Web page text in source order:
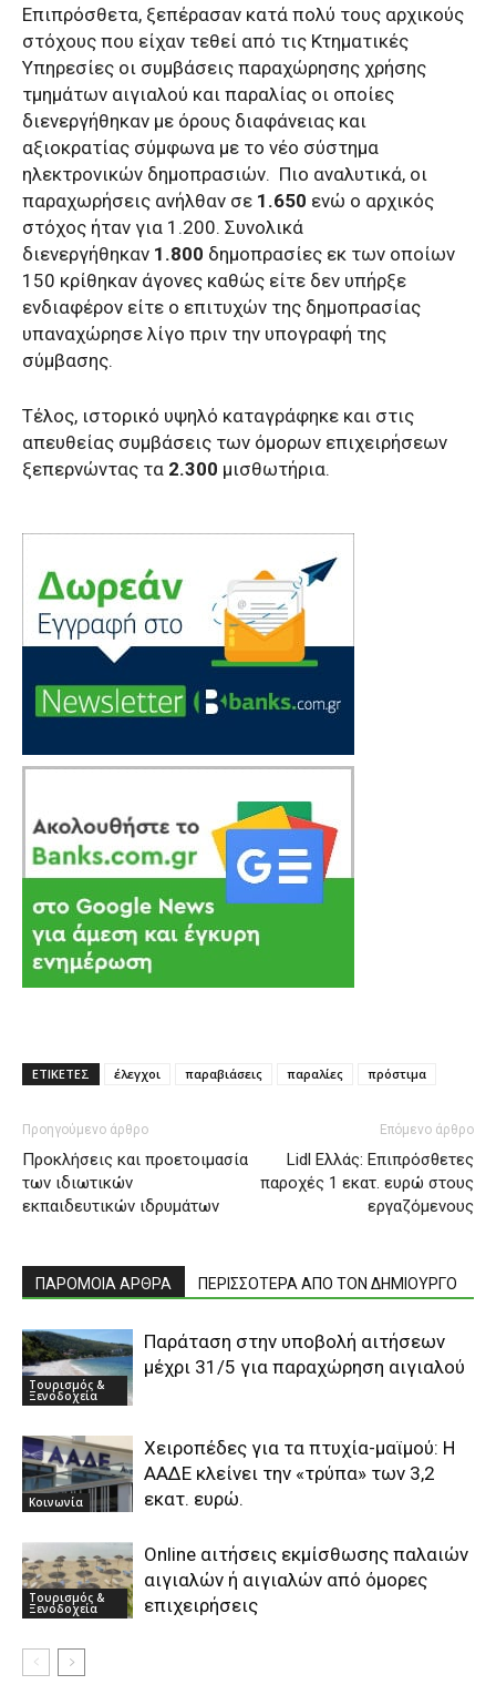
Επιπρόσθετα, ξεπέρασαν κατά πολύ τους αρχικούς
στόχους που είχαν τεθεί από τις Κτηματικές
Υπηρεσίες οι συμβάσεις παραχώρησης χρήσης
τμημάτων αιγιαλού και παραλίας οι οποίες
διενεργήθηκαν με όρους διαφάνειας και
αξιοκρατίας σύμφωνα με το νέο σύστημα
ηλεκτρονικών δημοπρασιών. Πιο αναλυτικά, οι
παραχωρήσεις ανήλθαν σε 1.650 ενώ ο αρχικός
στόχος ήταν για 1.200. Συνολικά
διενεργήθηκαν 1.800 δημοπρασίες εκ των οποίων
150 κρίθηκαν άγονες καθώς είτε δεν υπήρξε
ενδιαφέρον είτε ο επιτυχών της δημοπρασίας
υπαναχώρησε λίγο πριν την υπογραφή της
σύμβασης.
Τέλος, ιστορικό υψηλό καταγράφηκε και στις
απευθείας συμβάσεις των όμορων επιχειρήσεων
ξεπερνώντας τα 2.300 μισθωτήρια.
ΕΤΙΚΕΤΕΣ έλεγχοι παραβιάσεις παραλίες πρόστιμα
Προηγούμενο άρθρο
Προκλήσεις και προετοιμασία
των ιδιωτικών
εκπαιδευτικών ιδρυμάτων
Επόμενο άρθρο
Lidl Ελλάς: Επιπρόσθετες
παροχές 1 εκατ. ευρώ στους
εργαζόμενους
ΠΑΡΟΜΟΙΑ ΑΡΘΡΑ ΠΕΡΙΣΣΟΤΕΡΑ ΑΠΟ ΤΟΝ ΔΗΜΙΟΥΡΓΟ
Τουρισμός &
Ξενοδοχεία
Παράταση στην υποβολή αιτήσεων
μέχρι 31/5 για παραχώρηση αιγιαλού
Κοινωνία
Χειροπέδες για τα πτυχία-μαϊμού: Η
ΑΑΔΕ κλείνει την «τρύπα» των 3,2
εκατ. ευρώ.
Τουρισμός &
Ξενοδοχεία
Online αιτήσεις εκμίσθωσης παλαιών
αιγιαλών ή αιγιαλών από όμορες
επιχειρήσεις